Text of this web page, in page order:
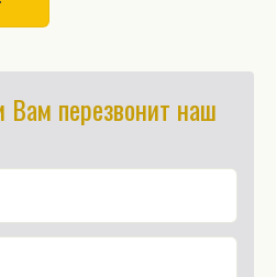
Вам перезвонит наш